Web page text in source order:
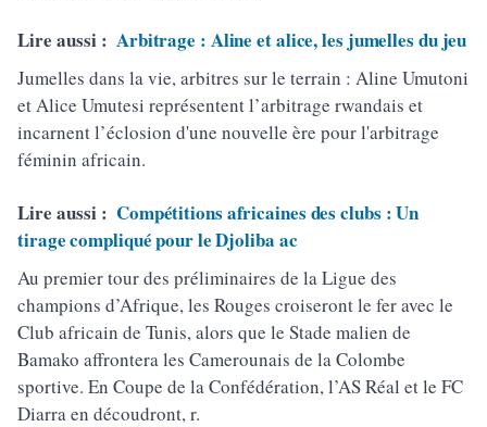
Lire aussi : Arbitrage : Aline et alice, les jumelles du jeu
Jumelles dans la vie, arbitres sur le terrain : Aline Umutoni
et Alice Umutesi représentent l’arbitrage rwandais et
incarnent l’éclosion d'une nouvelle ère pour l'arbitrage
féminin africain.
Lire aussi : Compétitions africaines des clubs : Un
tirage compliqué pour le Djoliba ac
Au premier tour des préliminaires de la Ligue des
champions d’Afrique, les Rouges croiseront le fer avec le
Club africain de Tunis, alors que le Stade malien de
Bamako affrontera les Camerounais de la Colombe
sportive. En Coupe de la Confédération, l’AS Réal et le FC
Diarra en découdront, r.